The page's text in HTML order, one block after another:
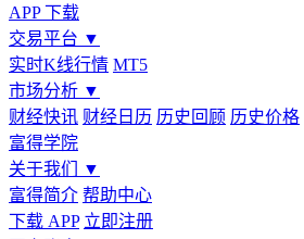
APP 下载
交易平台 ▼
实时K线行情 MT5
市场分析 ▼
财经快讯 财经日历 历史回顾 历史价格
富得学院
关于我们
▼
富得简介 帮助中心
下载 APP 立即注册